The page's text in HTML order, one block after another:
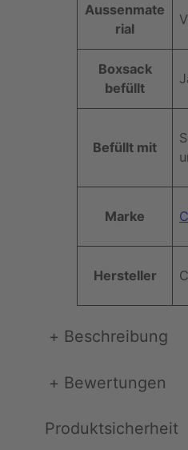
Aussenmate
rial
Boxsack
befüllt
Befüllt mit
Marke
Hersteller
+ Beschreibung
+ Bewertungen
Produktsicherheit